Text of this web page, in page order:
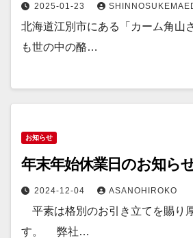
2025-01-23
北海道江別市にある「カーム角山
も世の中の酪…
お知らせ
年末年始休業日のお知ら
2024-12-04 ASANOHIROKO
平素は格別のお引き立てを賜り
す。 弊社…